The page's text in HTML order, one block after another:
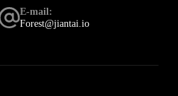
E-mail:
Forest@jiantai.io